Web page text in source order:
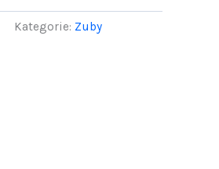
Kategorie: Zuby